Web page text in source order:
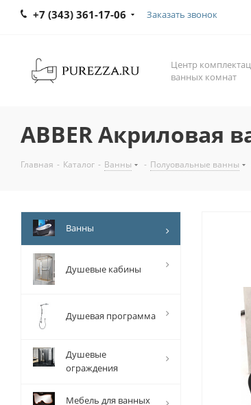
+7 (343) 361-17-06 Заказать звонок
Центр
ванных комнат
ABBER Акриловая
Главная - Каталог - Ванны - Полуовальные ванны
Ванны
Душевые кабины
Душевая программа
Душевые
ограждения
Мебель для ванных